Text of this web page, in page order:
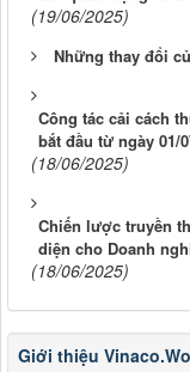
(19/06/2025)
Những thay đổi
Công tác cải cách
bắt đầu từ ngày 01/
(18/06/2025)
Chiến lược truyền
diện cho Doanh
(18/06/2025)
Giới thiệu